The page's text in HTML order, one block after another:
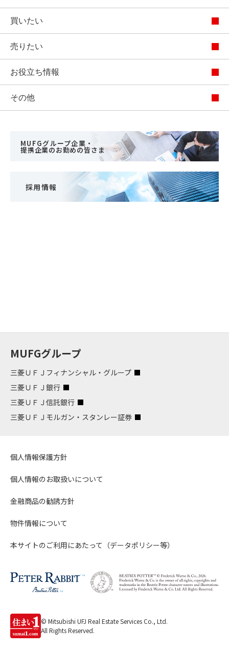
買いたい
売りたい
お役立ち情報
その他
MUFGグループ企業・
提携企業のお勤めの皆さま
採用情報
MUFGグループ
三菱ＵＦＪフィナンシャル・グループ
三菱ＵＦＪ銀行
三菱ＵＦＪ信託銀行
三菱ＵＦＪモルガン・スタンレー証券
個人情報保護方針
個人情報のお取扱いについて
金融商品の勧誘方針
物件情報について
本サイトのご利用にあたって（データポリシー等）
© Mitsubishi UFJ Real Estate Services Co., Ltd.
All Rights Reserved.